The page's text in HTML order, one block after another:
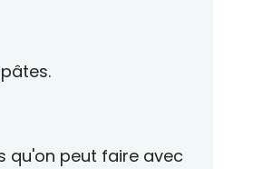
qu'on peut faire avec